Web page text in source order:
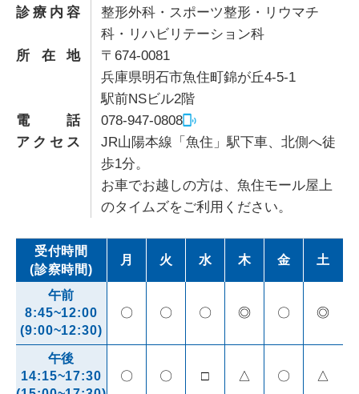
診療内容
整形外科・スポーツ整形・リウマチ
科・リハビリテーション科
所在地
〒674-0081
兵庫県明石市魚住町錦が丘4-5-1
駅前NSビル2階
電話
078-947-0808
アクセス
JR山陽本線「魚住」駅下車、北側へ徒
歩1分。
お車でお越しの方は、魚住モール屋上
のタイムズをご利用ください。